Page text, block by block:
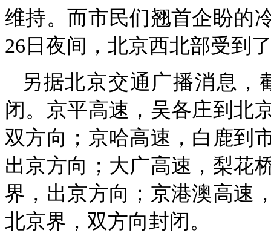
维持。而市民们翘首企盼的
26日夜间，北京西北部受到
另据北京交通广播消息，
闭。京平高速，吴各庄到北
双方向；京哈高速，白鹿到
出京方向；大广高速，梨花
界，出京方向；京港澳高速
北京界，双方向封闭。